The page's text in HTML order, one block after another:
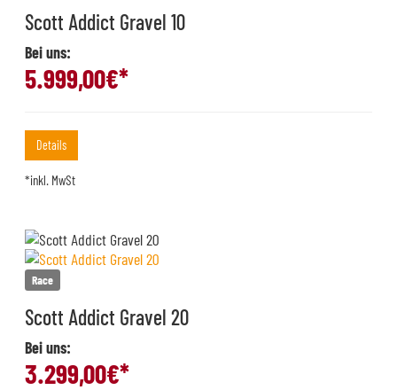
Scott Addict Gravel 10
Bei uns:
5.999,00€*
Details
*inkl. MwSt
Race
Scott Addict Gravel 20
Bei uns:
3.299,00€*